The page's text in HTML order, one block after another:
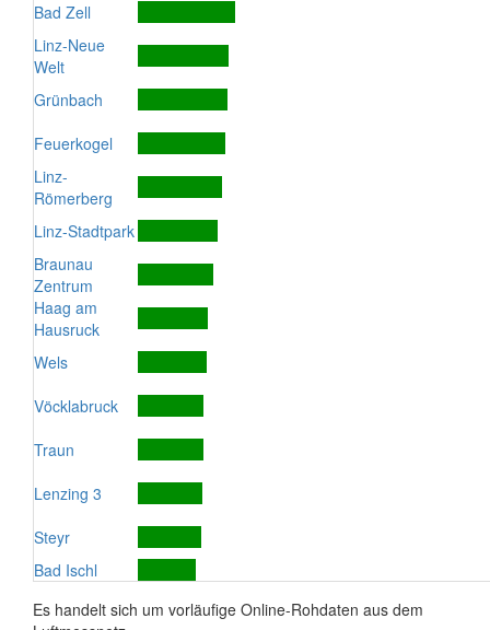
Bad Zell
Linz-Neue
Welt
Grünbach
Feuerkogel
Linz-
Römerberg
Linz-Stadtpark
Braunau
Zentrum
Haag am
Hausruck
Wels
Vöcklabruck
Traun
Lenzing 3
Steyr
Bad Ischl
Es handelt sich um vorläufige Online-Rohdaten aus dem